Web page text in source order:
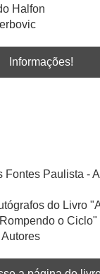
Halfon
Informações!
Fontes Paulista -
do Livro
o Ciclo"